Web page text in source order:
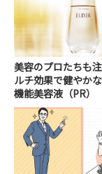
美容のプロたちも
ルチ効果で健やか
機能美容液（PR）